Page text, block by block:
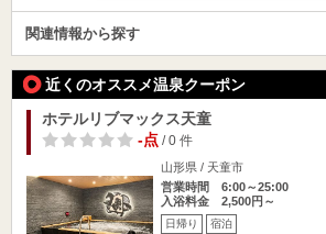
関連情報から探す
近くのオススメ温泉クーポン
ホテルリブマックス天童
-点/ 0 件
山形県 / 天童市
営業時間 6:00～25:00
入浴料金 2,500円～
日帰り 宿泊